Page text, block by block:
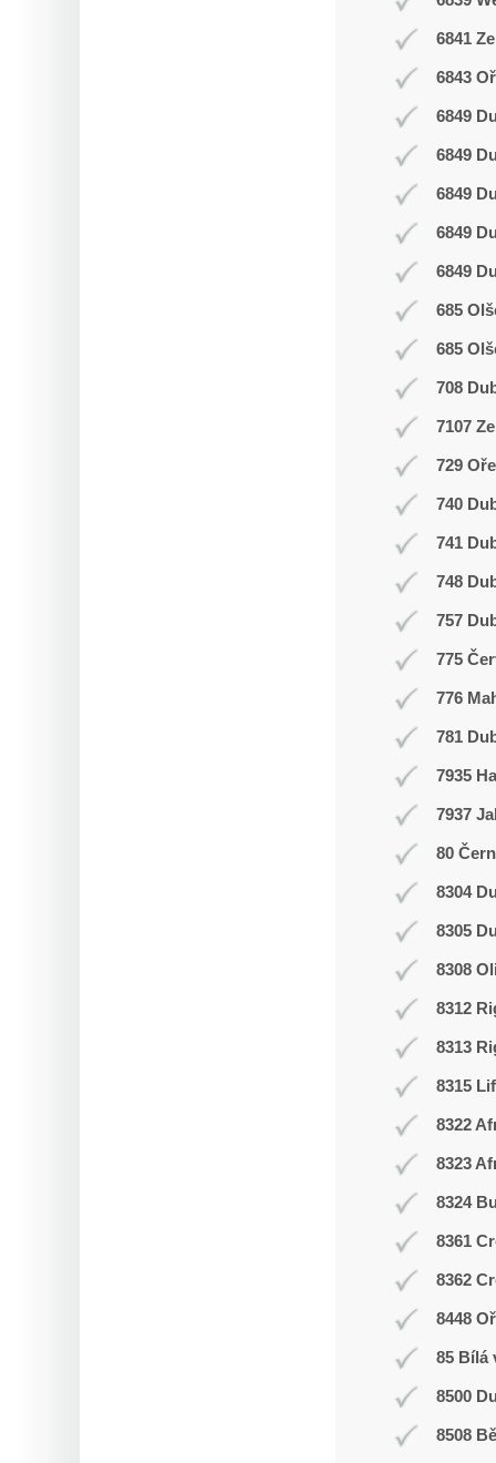
6841
6843
6849
6849
6849
6849
6849
685
685
708
7107
729
740
741
748
757
775
776
781
7935
7937
80
8304
8305
8308
8312
8313
8315
8322
8323
8324
8361
8362
8448
85 Bílá
8500
8508